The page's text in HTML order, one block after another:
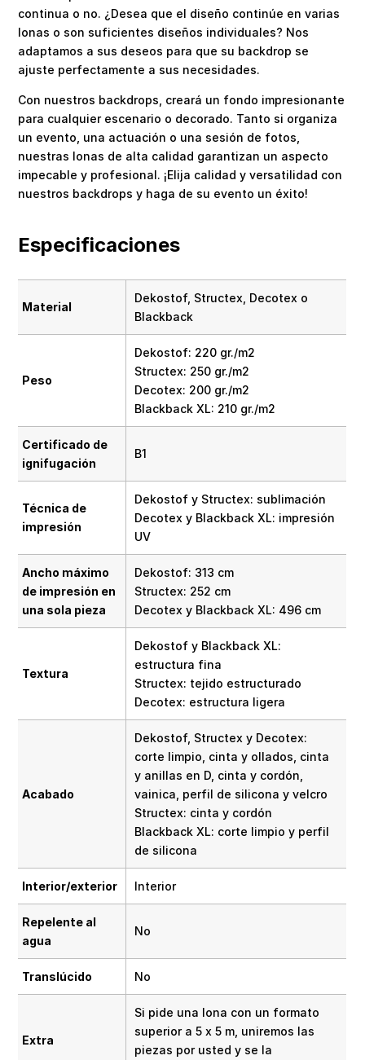
continua o no. ¿Desea que el diseño continúe en varias
lonas o son suficientes diseños individuales? Nos
adaptamos a sus deseos para que su backdrop se
ajuste perfectamente a sus necesidades.
Con nuestros backdrops, creará un fondo impresionante
para cualquier escenario o decorado. Tanto si organiza
un evento, una actuación o una sesión de fotos,
nuestras lonas de alta calidad garantizan un aspecto
impecable y profesional. ¡Elija calidad y versatilidad con
nuestros backdrops y haga de su evento un éxito!
Especificaciones
Material
Dekostof, Structex, Decotex o
Blackback
Peso
Dekostof: 220 gr./m2
Structex: 250 gr./m2
Decotex: 200 gr./m2
Blackback XL: 210 gr./m2
Certificado de
ignifugación
B1
Técnica de
impresión
Dekostof y Structex: sublimación
Decotex y Blackback XL: impresión
UV
Ancho máximo
de impresión en
una sola pieza
Dekostof: 313 cm
Structex: 252 cm
Decotex y Blackback XL: 496 cm
Textura
Dekostof y Blackback XL:
estructura fina
Structex: tejido estructurado
Decotex: estructura ligera
Acabado
Dekostof, Structex y Decotex:
corte limpio, cinta y ollados, cinta
y anillas en D, cinta y cordón,
vainica, perfil de silicona y velcro
Structex: cinta y cordón
Blackback XL: corte limpio y perfil
de silicona
Interior/exterior Interior
Repelente al
agua
No
Translúcido No
Extra
Si pide una lona con un formato
superior a 5 x 5 m, uniremos las
piezas por usted y se la